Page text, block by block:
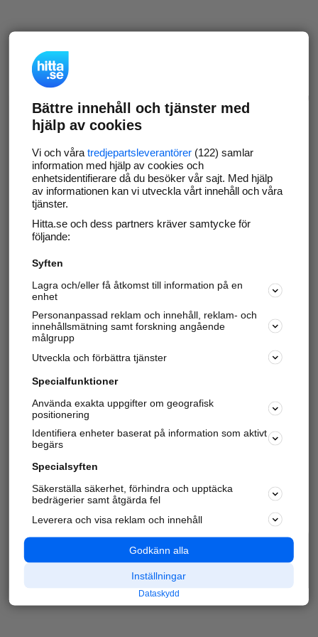
Bättre innehåll och tjänster med
hjälp av cookies
Vi och våra tredjepartsleverantörer(122) samlar
information med hjälp av cookies och
enhetsidentifierare då du besöker vår sajt. Med hjälp
av informationen kan vi utveckla vårt innehåll och våra
tjänster.
Hitta.se och dess partners kräver samtycke för
följande:
Syften
Lagra och/eller få åtkomst till information på en
enhet
Personanpassad reklam och innehåll, reklam- och
innehållsmätning samt forskning angående
målgrupp
Utveckla och förbättra tjänster
Specialfunktioner
Använda exakta uppgifter om geografisk
positionering
Identifiera enheter baserat på information som aktivt
begärs
Specialsyften
Säkerställa säkerhet, förhindra och upptäcka
bedrägerier samt åtgärda fel
Leverera och visa reklam och innehåll
Godkänn alla
Inställningar
Dataskydd